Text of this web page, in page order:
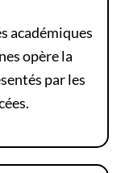
académiques
opère la
par les